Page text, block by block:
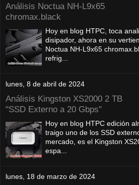
Análisis Noctua NH-L9x65
chromax.black
Hoy en blog HTPC, toca
disipador, ahora en su
Noctua NH-L9x65
refrig...
lunes, 8 de abril de 2024
Análisis Kingston XS2000 2 TB
"SSD Externo a 20 Gbps"
Hoy en blog HTPC edición
traigo uno de los SSD
mercado, es el Kingston
espa...
lunes, 18 de marzo de 2024